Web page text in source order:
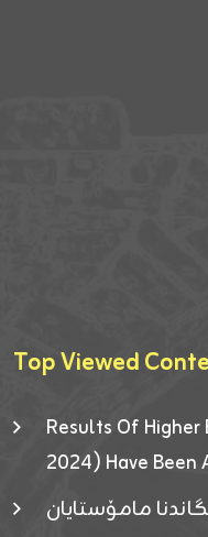
Top Viewed
Results Of
2024) Have Been
مامۆستایان